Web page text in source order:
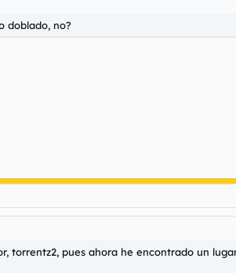
doblado, no?
torrentz2, pues ahora he encontrado un